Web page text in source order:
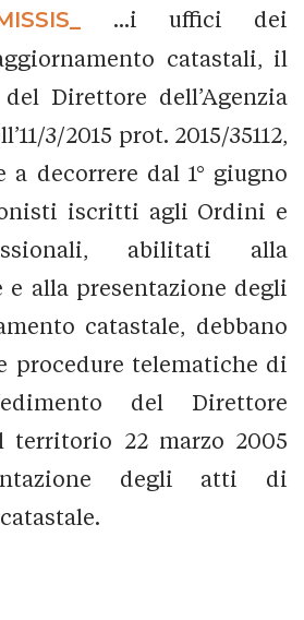
...i uffici dei
catastali, il
Direttore dell’Agenzia
3/2015 prot. 2015/35112,
a decorrere dal 1° giugno
iscritti agli Ordini e
abilitati alla
e alla presentazione degli
catastale, debbano
procedure telematiche di
del Direttore
territorio 22 marzo 2005
degli atti di